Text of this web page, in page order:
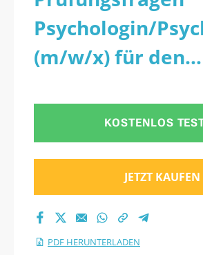
Psychologin/
oge (m/w/x)
Dienst
Land
PDF
Psychologin/
(m/w/x) für den
Zentralraum
Salzburg - PDF
KOSTENLOS
JETZT KAUFEN
PDF HERUNTERLADEN